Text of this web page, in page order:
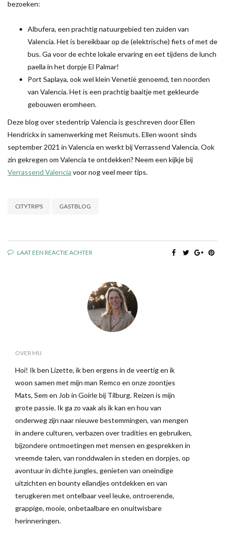
bezoeken:
Albufera, een prachtig natuurgebied ten zuiden van
Valencia. Het is bereikbaar op de (elektrische) fiets of met de
bus. Ga voor de echte lokale ervaring en eet tijdens de lunch
paella in het dorpje El Palmar!
Port Saplaya, ook wel klein Venetië genoemd, ten noorden
van Valencia. Het is een prachtig baaitje met gekleurde
gebouwen eromheen.
Deze blog over stedentrip Valencia is geschreven door Ellen
Hendrickx in samenwerking met Reismuts. Ellen woont sinds
september 2021 in Valencia en werkt bij Verrassend Valencia. Ook
zin gekregen om Valencia te ontdekken? Neem een kijkje bij
Verrassend Valencia voor nog veel meer tips.
CITYTRIPS GASTBLOG
LAAT EEN REACTIE ACHTER
OVER MIJ
Hoi! Ik ben Lizette, ik ben ergens in de veertig en ik
woon samen met mijn man Remco en onze zoontjes
Mats, Sem en Job in Goirle bij Tilburg. Reizen is mijn
grote passie. Ik ga zo vaak als ik kan en hou van
onderweg zijn naar nieuwe bestemmingen, van mengen
in andere culturen, verbazen over tradities en gebruiken,
bijzondere ontmoetingen met mensen en gesprekken in
vreemde talen, van ronddwalen in steden en dorpjes, op
avontuur in dichte jungles, genieten van oneindige
uitzichten en bounty eilandjes ontdekken en van
terugkeren met ontelbaar veel leuke, ontroerende,
grappige, mooie, onbetaalbare en onuitwisbare
herinneringen.